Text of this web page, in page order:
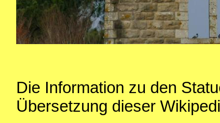
Die Information zu den
Übersetzung dieser